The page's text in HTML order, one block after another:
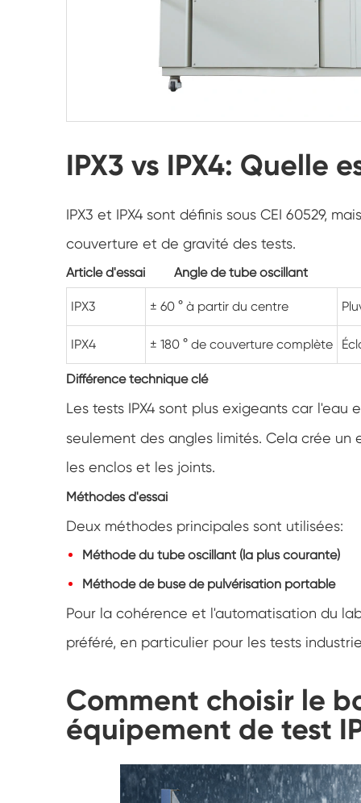
IPX3 vs IPX4: Quelle
IPX3 et IPX4 sont définis sous CEI 60529,
couverture et de gravité des tests.
Article d'essai Angle de tube oscillant
IPX3 ± 60 ° à partir du centre
IPX4 ± 180 ° de couverture complète
Différence technique clé
Les tests IPX4 sont plus exigeants car l'eau
seulement des angles limités. Cela crée
les enclos et les joints.
Méthodes d'essai
Deux méthodes principales sont utilisées:
Méthode du tube oscillant (la plus courante)
Méthode de buse de pulvérisation portable
Pour la cohérence et l'automatisation du
préféré, en particulier pour les tests
Comment choisir le
équipement de test